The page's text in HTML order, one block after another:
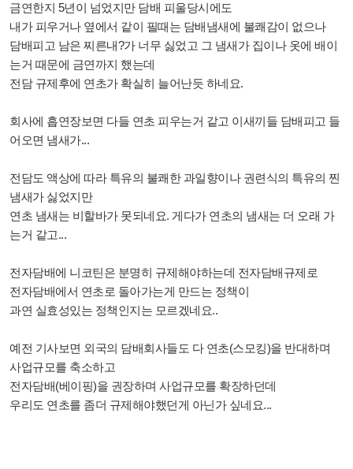
금연한지 5년이 넘었지만 담배 피울당시에도
내가 피우거나 옆에서 같이 필때는 담배냄새에 불쾌감이 없으나
담배피고 남은 찌른내?가 너무 싫었고 그 냄새가 집이나 옷에 배이
는거 때문에 금연까지 했는데
전담 규제후에 연초가 확실히 늘어난듯 하네요.
회사에 흡연장보면 다들 연초 피우는거 같고 이새끼들 담배피고 들
어오면 냄새가...
전담도 액상에 따라 특유의 불쾌한 과일향이나 권련식의 특유의 찐
냄새가 싫었지만
연초 냄새는 비할바가 못되네요. 게다가 연초의 냄새는 더 오래 가
는거 같고...
전자담배에 니코틴은 분명히 규제해야하는데 전자담배규제로
전자담배에서 연초로 돌아가는게 만드는 정책이
과연 실효성있는 정책인지는 모르겠네요..
예전 기사보면 외국의 담배회사들도 다 연초(스모킹)을 반대하며
사업규모를 축소하고
전자담배(베이핑)을 권장하며 사업규모를 확장하던데
우리도 연초를 좀더 규제해야했던게 아닌가 싶네요...